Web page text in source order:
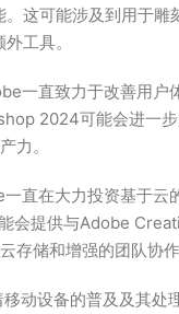
这可能涉及到用于雕
工具。
一直致力于改善用户
2024可能会进一
力。
直在大力投资基于云
会提供与Adobe
存储和增强的团队协作
动设备的普及及其处